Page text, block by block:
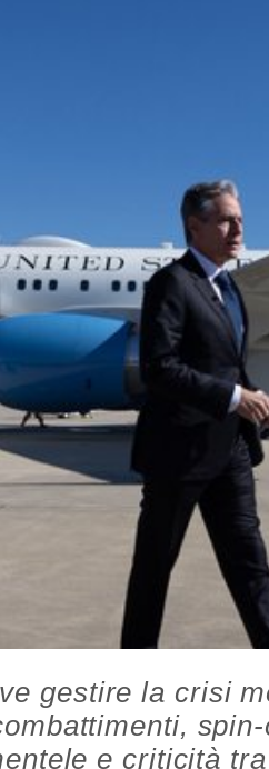
gestire la crisi
e criticità